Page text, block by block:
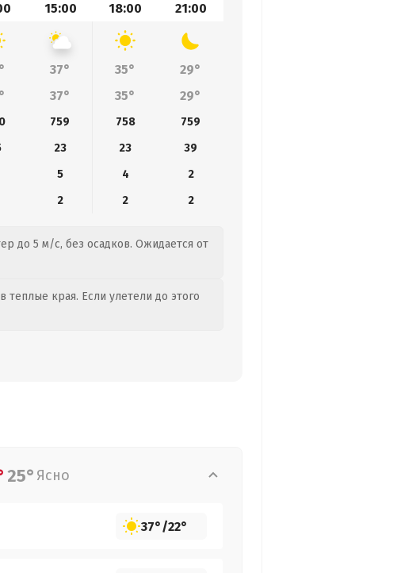
15:00 18:00 21:00
37° 35°
29°
37° 35° 29°
759 758
759
23 23
39
5 4
2
2 2 2
до 5 м/с, без осадков. Ожидается от
теплые края. Если улетели до этого
25° Ясно
37°/22°